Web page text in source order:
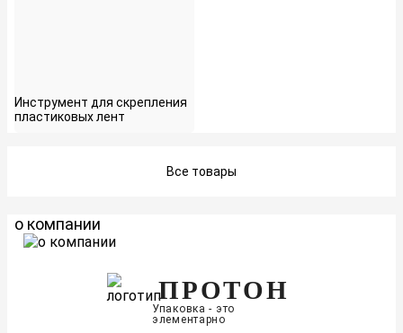
Инструмент для скрепления
пластиковых лент
Все товары
о компании
ПРОТОН
Упаковка - это
элементарно